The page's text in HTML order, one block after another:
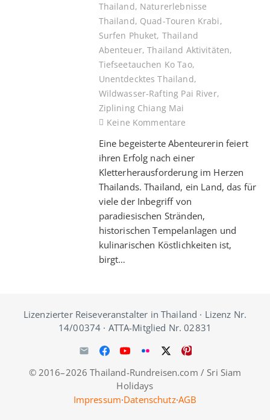
Thailand, Naturerlebnisse
Thailand, Quad-Touren Krabi,
Surfen Phuket, Thailand
Abenteuer,Thailand Aktivitäten,
Tiefseetauchen Ko Tao,
Unentdecktes Thailand,
Wildwasser-Rafting Pai River,
Ziplining Chiang Mai
Keine Kommentare
Eine begeisterte Abenteurerin feiert
ihren Erfolg nach einer
Kletterherausforderung im Herzen
Thailands. Thailand, ein Land, das für
viele der Inbegriff von
paradiesischen Stränden,
historischen Tempelanlagen und
kulinarischen Köstlichkeiten ist,
birgt…
Lizenzierter Reiseveranstalter in Thailand · Lizenz Nr.
14/00374 · ATTA-Mitglied Nr. 02831
© 2016–2026 Thailand-Rundreisen.com / Sri Siam
Holidays
Impressum·Datenschutz·AGB